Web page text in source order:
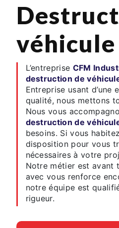
destruction de
L’entreprise CFM
destruction de
Entreprise usant d’une
qualité, nous mettons
Nous vous
destruction de
besoins. Si vous
disposition pour vous
nécessaires à votre
Notre métier est avant
avec vous renforce
notre équipe est
rigueur.